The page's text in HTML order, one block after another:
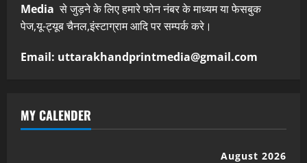
Media से जुड़ने के लिए हमारे फोन नंबर के माध्यम या फेसबुक
पेज,यू-ट्यूब चैनल,इंस्टाग्राम आदि पर सम्पर्क करे।
Email: uttarakhandprintmedia@gmail.com
MY CALENDER
August 2026